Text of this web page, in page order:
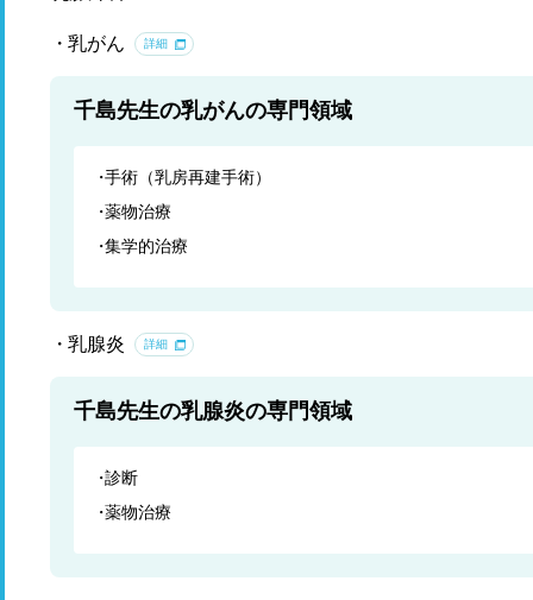
乳がん 詳細
千島先生の乳がんの専門領域
手術（乳房再建手術）
薬物治療
集学的治療
乳腺炎 詳細
千島先生の乳腺炎の専門領域
診断
薬物治療